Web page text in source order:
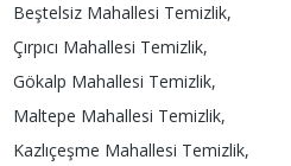
Beştelsiz Mahallesi Temizlik,
Çırpıcı Mahallesi Temizlik,
Gökalp Mahallesi Temizlik,
Maltepe Mahallesi Temizlik,
Kazlıçeşme Mahallesi Temizlik,